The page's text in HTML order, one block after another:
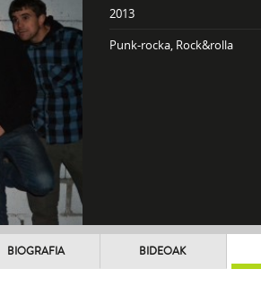
2013
Punk-rocka, Rock&rolla
BIOGRAFIA BIDEOAK